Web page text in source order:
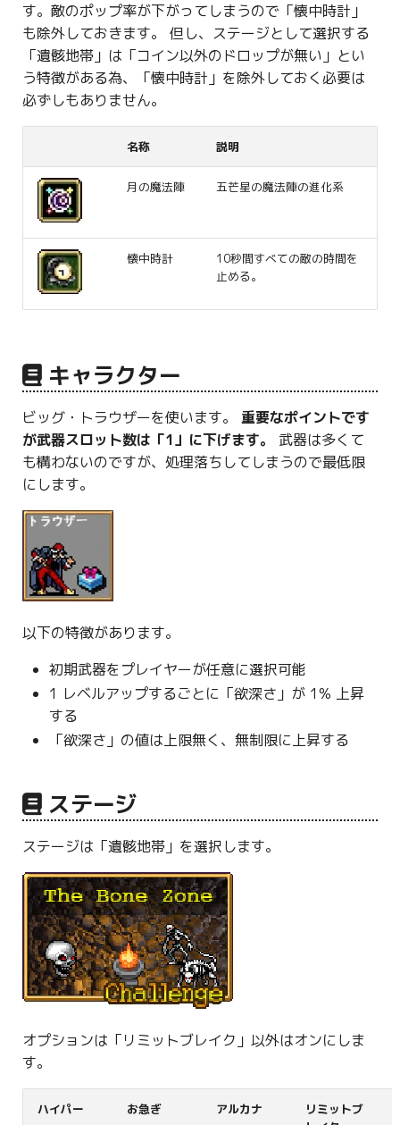
す。敵のポップ率が下がってしまうので「懐中時計」
も除外しておきます。 但し、ステージとして選択する
「遺骸地帯」は「コイン以外のドロップが無い」とい
う特徴がある為、「懐中時計」を除外しておく必要は
必ずしもありません。
名称 説明
月の魔法陣 五芒星の魔法陣の進化系
懐中時計
10秒間すべての敵の時間を
止める。
キャラクター
ビッグ・トラウザーを使います。 重要なポイントです
が武器スロット数は「1」に下げます。
武器は多くて
も構わないのですが、処理落ちしてしまうので最低限
にします。
以下の特徴があります。
初期武器をプレイヤーが任意に選択可能
1 レベルアップするごとに「欲深さ」が 1% 上昇
する
「欲深さ」の値は上限無く、無制限に上昇する
ステージ
ステージは「遺骸地帯」を選択します。
オプションは「リミットブレイク」以外はオンにしま
す。
ハイパー お急ぎ アルカナ
リミットブ